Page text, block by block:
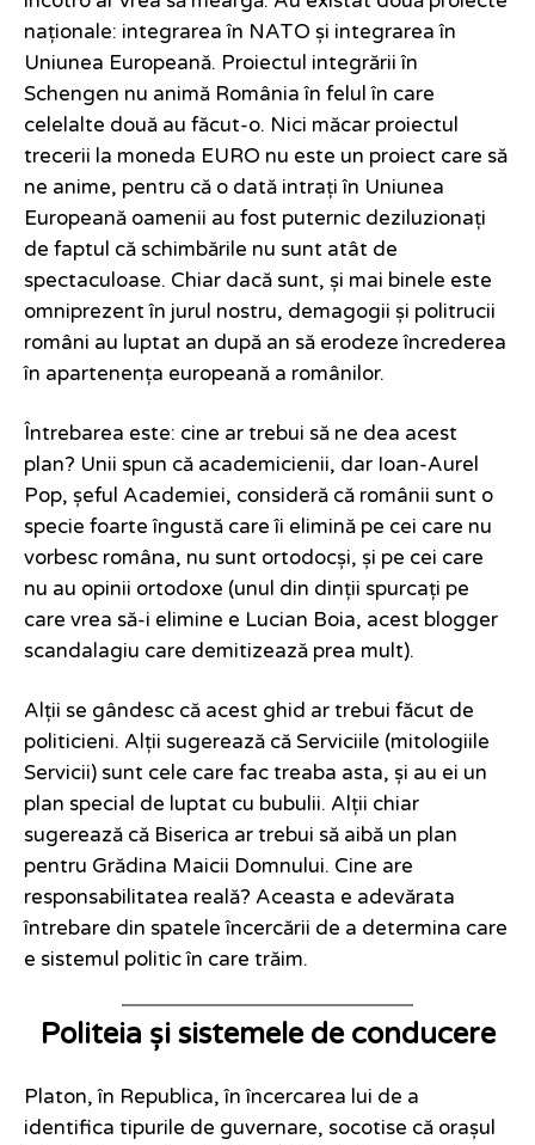
naționale: integrarea în NATO și integrarea în
Uniunea Europeană. Proiectul integrării în
Schengen nu animă România în felul în care
celelalte două au făcut-o. Nici măcar proiectul
trecerii la moneda EURO nu este un proiect care să
ne anime, pentru că o dată intrați în Uniunea
Europeană oamenii au fost puternic deziluzionați
de faptul că schimbările nu sunt atât de
spectaculoase. Chiar dacă sunt, și mai binele este
omniprezent în jurul nostru, demagogii și politrucii
români au luptat an după an să erodeze încrederea
în apartenența europeană a românilor.
Întrebarea este: cine ar trebui să ne dea acest
plan? Unii spun că academicienii, dar Ioan-Aurel
Pop, șeful Academiei, consideră că românii sunt o
specie foarte îngustă care îi elimină pe cei care nu
vorbesc româna, nu sunt ortodocși, și pe cei care
nu au opinii ortodoxe (unul din dinții spurcați pe
care vrea să-i elimine e Lucian Boia, acest blogger
scandalagiu care demitizează prea mult).
Alții se gândesc că acest ghid ar trebui făcut de
politicieni. Alții sugerează că Serviciile (mitologiile
Servicii) sunt cele care fac treaba asta, și au ei un
plan special de luptat cu bubulii. Alții chiar
sugerează că Biserica ar trebui să aibă un plan
pentru Grădina Maicii Domnului. Cine are
responsabilitatea reală? Aceasta e adevărata
întrebare din spatele încercării de a determina care
e sistemul politic în care trăim.
Politeia și sistemele de conducere
Platon, în Republica, în încercarea lui de a
identifica tipurile de guvernare, socotise că orașul